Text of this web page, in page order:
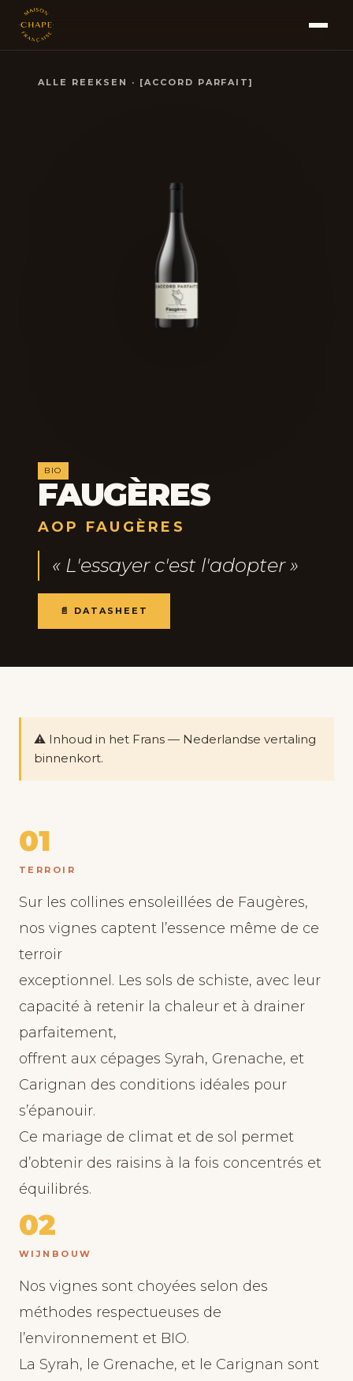
ALLE REEKSEN · [ACCORD PARFAIT]
BIO
FAUGÈRES
AOP FAUGÈRES
« L'essayer c'est l'adopter »
📄 DATASHEET
⚠️ Inhoud in het Frans — Nederlandse vertaling
binnenkort.
01
TERROIR
Sur les collines ensoleillées de Faugères,
nos vignes captent l’essence même de ce
terroir
exceptionnel. Les sols de schiste, avec leur
capacité à retenir la chaleur et à drainer
parfaitement,
offrent aux cépages Syrah, Grenache, et
Carignan des conditions idéales pour
s’épanouir.
Ce mariage de climat et de sol permet
d’obtenir des raisins à la fois concentrés et
équilibrés.
02
WIJNBOUW
Nos vignes sont choyées selon des
méthodes respectueuses de
l’environnement et BIO.
La Syrah, le Grenache, et le Carignan sont